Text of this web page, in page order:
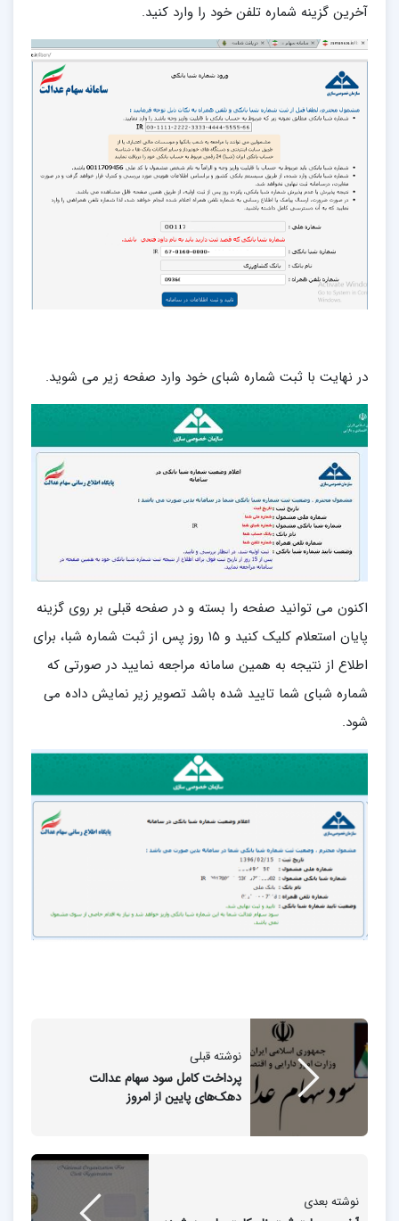
آخرین گزینه شماره تلفن خود را وارد کنید.
در نهایت با ثبت شماره شبای خود وارد صفحه زیر می شوید.
اکنون می توانید صفحه را بسته و در صفحه قبلی بر روی گزینه
پایان استعلام کلیک کنید و ۱۵ روز پس از ثبت شماره شبا، برای
اطلاع از نتیجه به همین سامانه مراجعه نمایید در صورتی که
شماره شبای شما تایید شده باشد تصویر زیر نمایش داده می
شود.
نوشته قبلی
پرداخت کامل سود سهام عدالت
دهک‌های پایین از امروز
نوشته بعدی